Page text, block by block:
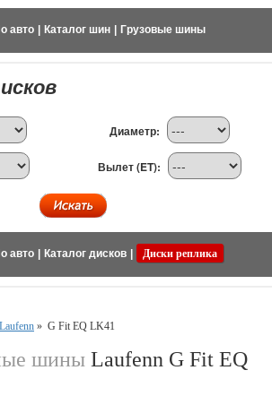
авто Каталог шин Грузовые шины
Диаметр:
Вылет (ET):
авто Каталог дисков Диски реплика
Laufenn » G Fit EQ LK41
шины Laufenn G Fit EQ